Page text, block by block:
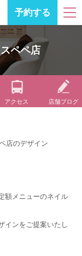
予約する
ペペ店
アクセス 店舗ブログ
店のデザイン
額メニューのネイル
インをご提案いたし